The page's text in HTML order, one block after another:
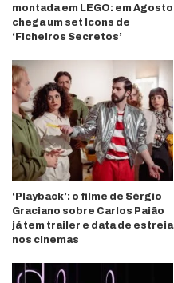
montada em LEGO: em Agosto
chega um set Icons de
‘Ficheiros Secretos’
‘Playback’: o filme de Sérgio
Graciano sobre Carlos Paião
já tem trailer e data de estreia
nos cinemas